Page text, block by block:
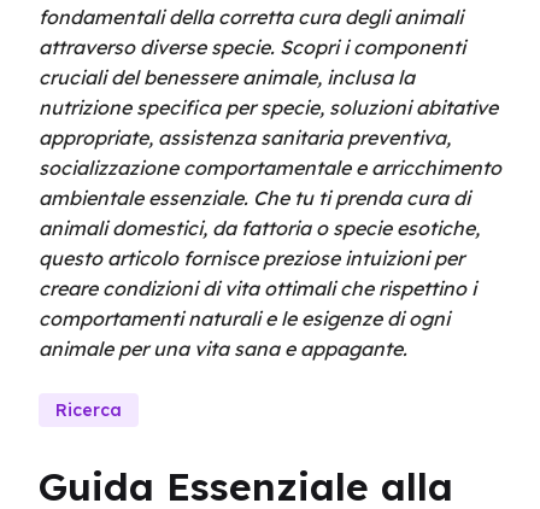
fondamentali della corretta cura degli animali
attraverso diverse specie. Scopri i componenti
cruciali del benessere animale, inclusa la
nutrizione specifica per specie, soluzioni abitative
appropriate, assistenza sanitaria preventiva,
socializzazione comportamentale e arricchimento
ambientale essenziale. Che tu ti prenda cura di
animali domestici, da fattoria o specie esotiche,
questo articolo fornisce preziose intuizioni per
creare condizioni di vita ottimali che rispettino i
comportamenti naturali e le esigenze di ogni
animale per una vita sana e appagante.
Ricerca
Guida Essenziale alla